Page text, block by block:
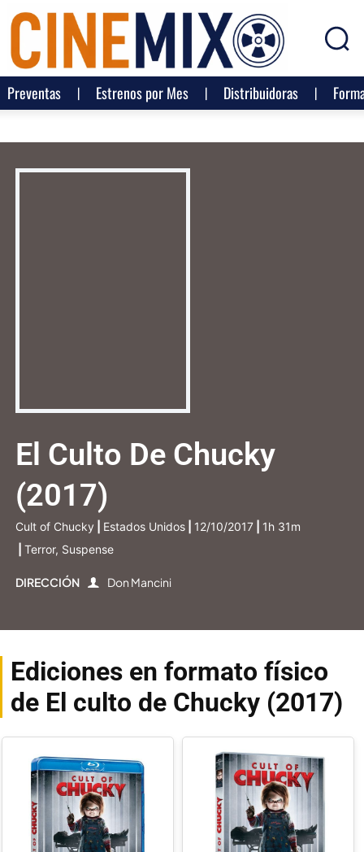
Preventas Estrenos por Mes Distribuidoras
El Culto De Chucky
(2017)
Cult of Chucky Estados Unidos 12/10/2017
1h 31m
Terror, Suspense
DIRECCIÓN Don Mancini
Ediciones en formato físico
de El culto de Chucky (2017)